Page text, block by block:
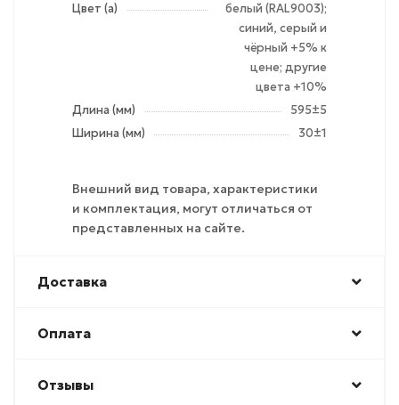
Цвет (а)
белый (RAL9003);
синий, серый и
чёрный +5% к
цене; другие
цвета +10%
Длина (мм)
595±5
Ширина (мм)
30±1
Внешний вид товара, характеристики
и комплектация, могут отличаться от
представленных на сайте.
Доставка
Оплата
Отзывы